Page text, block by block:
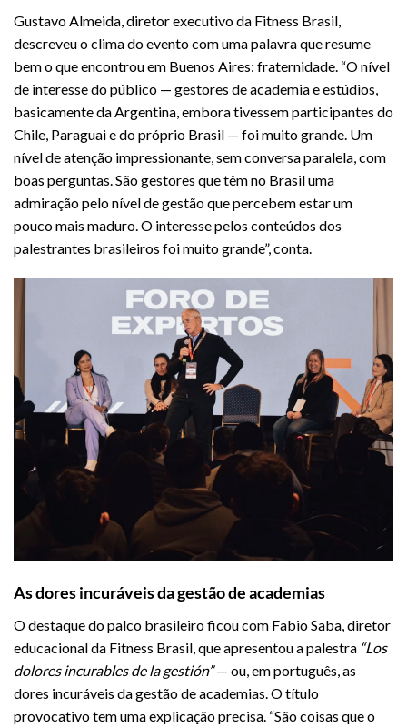
Gustavo Almeida, diretor executivo da Fitness Brasil,
descreveu o clima do evento com uma palavra que resume
bem o que encontrou em Buenos Aires: fraternidade. “O nível
de interesse do público — gestores de academia e estúdios,
basicamente da Argentina, embora tivessem participantes do
Chile, Paraguai e do próprio Brasil — foi muito grande. Um
nível de atenção impressionante, sem conversa paralela, com
boas perguntas. São gestores que têm no Brasil uma
admiração pelo nível de gestão que percebem estar um
pouco mais maduro. O interesse pelos conteúdos dos
palestrantes brasileiros foi muito grande”, conta.
As dores incuráveis da gestão de academias
O destaque do palco brasileiro ficou com Fabio Saba, diretor
educacional da Fitness Brasil, que apresentou a palestra “Los
dolores incurables de la gestión”— ou, em português, as
dores incuráveis da gestão de academias. O título
provocativo tem uma explicação precisa. “São coisas que o